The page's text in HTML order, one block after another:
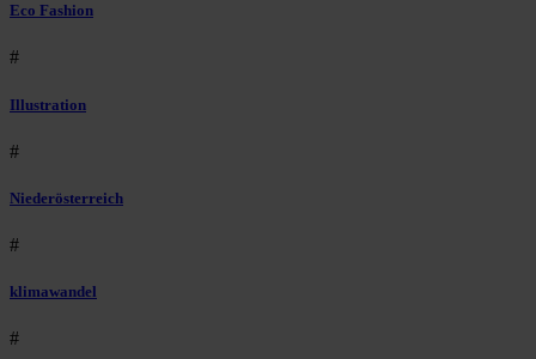
Eco Fashion
#
Illustration
#
Niederösterreich
#
klimawandel
#